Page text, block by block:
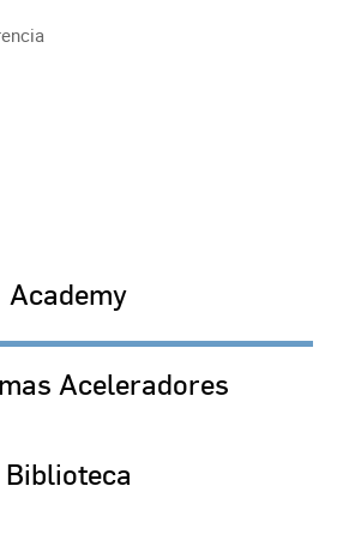
Academy
Aceleradores
Biblioteca